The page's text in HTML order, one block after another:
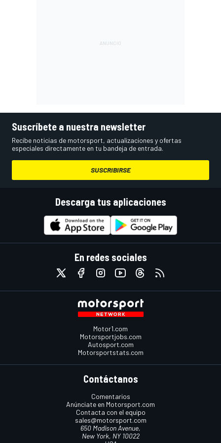
Suscríbete a nuestra newsletter
Recibe noticias de motorsport, actualizaciones y ofertas
especiales directamente en tu bandeja de entrada.
SUSCRIBIRSE
Descarga tus aplicaciones
En redes sociales
Motor1.com
Motorsportjobs.com
Autosport.com
Motorsportstats.com
Contáctanos
Comentarios
Anúnciate en Motorsport.com
Contacta con el equipo
sales@motorsport.com
650 Madison Avenue,
New York, NY 10022